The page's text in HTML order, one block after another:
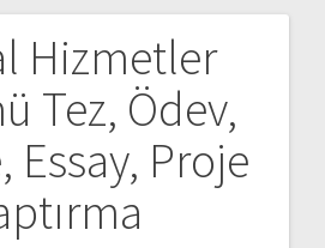
Hizmetler
Tez, Ödev,
Essay, Proje